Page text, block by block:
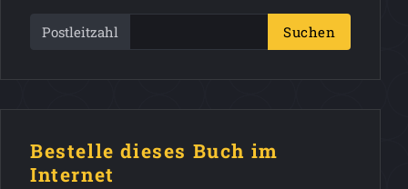
Postleitzahl Suchen
Bestelle dieses Buch im
Internet